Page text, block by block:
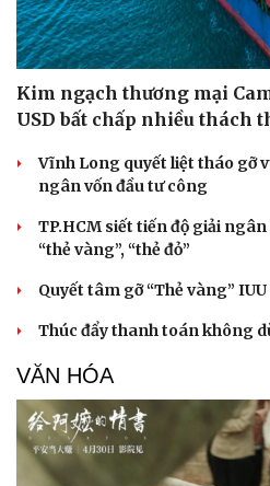
Kim ngạch thương mại
USD bất chấp nhiều thách
Vĩnh Long quyết liệt tháo gỡ
ngân vốn đầu tư công
TP.HCM siết tiến độ giải
“thẻ vàng”, “thẻ đỏ”
Quyết tâm gỡ “Thẻ vàng”
Thúc đẩy thanh toán không
VĂN HÓA